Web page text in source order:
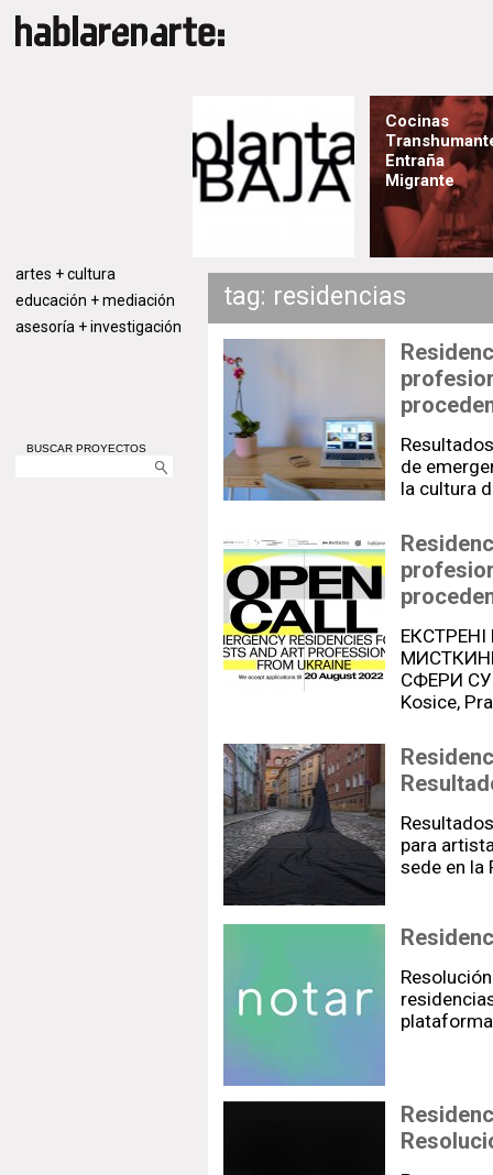
artes + cultura
educación + mediación
asesoría + investigación
BUSCAR PROYECTOS
Cocinas
Entraña
Migrante
tag: residencias
de
la cultura
СФЕРИ
Kosice,
para
sede en la